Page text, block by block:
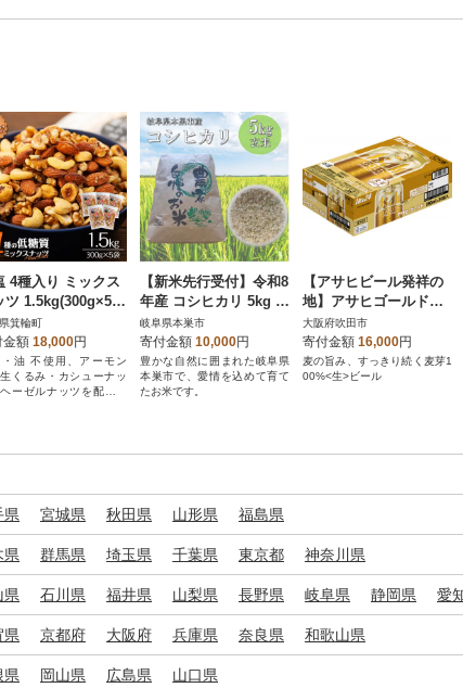
4種入り ミックス
ツ 1.5kg(300g×5
箕輪町
金額 18,000円
油 不使用、アーモン
生くるみ・カシューナッ
ーゼルナッツを配合し
【新米先行受付】令和8
年産 コシヒカリ 5kg 玄
米
岐阜県本巣市
寄付金額 10,000円
豊かな自然に囲まれた岐阜県
本巣市で、愛情を込めて育て
たお米です。
【アサヒビール発祥の
地】アサヒゴールド
缶 350ml×24本 (有)
きしまえ
大阪府吹田市
寄付金額 16,000円
麦の旨み、すっきり続く麦芽1
00%<生>ビール
県 宮城県 秋田県 山形県 福島県
県 群馬県 埼玉県 千葉県 東京都 神奈川県
県 石川県 福井県 山梨県 長野県 岐阜県 静岡県 愛
県 京都府 大阪府 兵庫県 奈良県 和歌山県
県 岡山県 広島県 山口県